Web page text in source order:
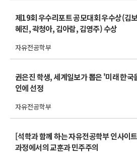
제19회 우수리포트 공모대회 우수상(김
혜진, 곽청아, 김아람, 김영주) 수상
자유전공학부
권은진 학생, 세계일보가 뽑은 '미래 한국을 빛낼 인물' 13
인에 선정
자유전공학부
[석학과 함께 하는 자유전공학부 인사이
과정에서의 교훈과 민주주의